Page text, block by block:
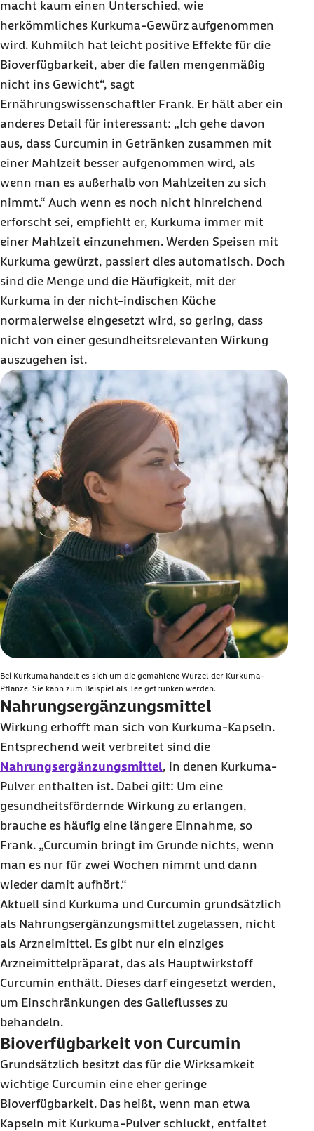
macht kaum einen Unterschied, wie
herkömmliches Kurkuma-Gewürz aufgenommen
wird. Kuhmilch hat leicht positive Effekte für die
Bioverfügbarkeit, aber die fallen mengenmäßig
nicht ins Gewicht“, sagt
Ernährungswissenschaftler Frank. Er hält aber ein
anderes Detail für interessant: „Ich gehe davon
aus, dass Curcumin in Getränken zusammen mit
einer Mahlzeit besser aufgenommen wird, als
wenn man es außerhalb von Mahlzeiten zu sich
nimmt.“ Auch wenn es noch nicht hinreichend
erforscht sei, empfiehlt er, Kurkuma immer mit
einer Mahlzeit einzunehmen. Werden Speisen mit
Kurkuma gewürzt, passiert dies automatisch. Doch
sind die Menge und die Häufigkeit, mit der
Kurkuma in der nicht-indischen Küche
normalerweise eingesetzt wird, so gering, dass
nicht von einer gesundheitsrelevanten Wirkung
auszugehen ist.
Bei Kurkuma handelt es sich um die gemahlene Wurzel der Kurkuma-
Pflanze. Sie kann zum Beispiel als Tee getrunken werden.
Nahrungsergänzungsmittel
Wirkung erhofft man sich von Kurkuma-Kapseln.
Entsprechend weit verbreitet sind die
Nahrungsergänzungsmittel, in denen Kurkuma-
Pulver enthalten ist. Dabei gilt: Um eine
gesundheitsfördernde Wirkung zu erlangen,
brauche es häufig eine längere Einnahme, so
Frank. „Curcumin bringt im Grunde nichts, wenn
man es nur für zwei Wochen nimmt und dann
wieder damit aufhört.“
Aktuell sind Kurkuma und Curcumin grundsätzlich
als Nahrungsergänzungsmittel zugelassen, nicht
als Arzneimittel. Es gibt nur ein einziges
Arzneimittelpräparat, das als Hauptwirkstoff
Curcumin enthält. Dieses darf eingesetzt werden,
um Einschränkungen des Galleflusses zu
behandeln.
Bioverfügbarkeit von Curcumin
Grundsätzlich besitzt das für die Wirksamkeit
wichtige Curcumin eine eher geringe
Bioverfügbarkeit. Das heißt, wenn man etwa
Kapseln mit Kurkuma-Pulver schluckt, entfaltet